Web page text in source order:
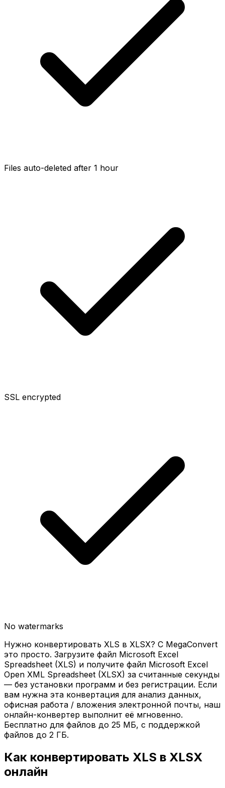
Files auto-deleted after 1 hour
SSL encrypted
No watermarks
Нужно конвертировать XLS в XLSX? С MegaConvert
это просто. Загрузите файл Microsoft Excel
Spreadsheet (XLS) и получите файл Microsoft Excel
Open XML Spreadsheet (XLSX) за считанные секунды
— без установки программ и без регистрации. Если
вам нужна эта конвертация для анализ данных,
офисная работа / вложения электронной почты, наш
онлайн-конвертер выполнит её мгновенно.
Бесплатно для файлов до 25 МБ, с поддержкой
файлов до 2 ГБ.
Как конвертировать XLS в XLSX
онлайн